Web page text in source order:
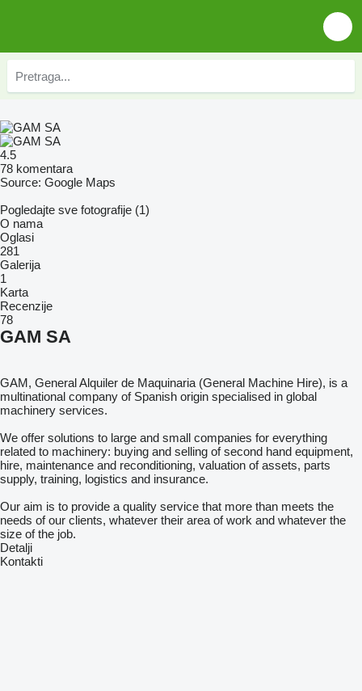
4.5
78 komentara
Source: Google Maps
Pogledajte sve fotografije (1)
O nama
Oglasi
281
Galerija
1
Karta
Recenzije
78
GAM SA
GAM, General Alquiler de Maquinaria (General Machine Hire), is a
multinational company of Spanish origin specialised in global
machinery services.
We offer solutions to large and small companies for everything
related to machinery: buying and selling of second hand equipment,
hire, maintenance and reconditioning, valuation of assets, parts
supply, training, logistics and insurance.
Our aim is to provide a quality service that more than meets the
needs of our clients, whatever their area of work and whatever the
size of the job.
Detalji
Kontakti